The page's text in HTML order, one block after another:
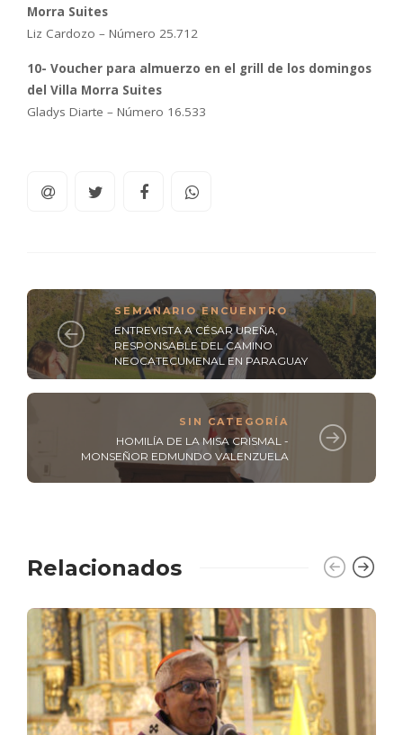
Morra Suites
Liz Cardozo – Número 25.712
10- Voucher para almuerzo en el grill de los domingos
del Villa Morra Suites
Gladys Diarte – Número 16.533
SEMANARIO ENCUENTRO
ENTREVISTA A CÉSAR UREÑA,
RESPONSABLE DEL CAMINO
NEOCATECUMENAL EN PARAGUAY
SIN CATEGORÍA
HOMILÍA DE LA MISA CRISMAL -
MONSEÑOR EDMUNDO VALENZUELA
Relacionados